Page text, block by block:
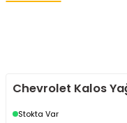
Chevrolet Kalos
Stokta Var